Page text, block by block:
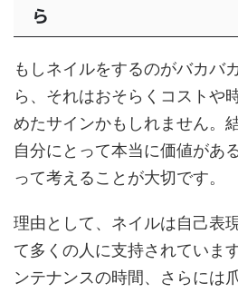
ら
もしネイルをするのがバカバ
ら、それはおそらくコストや
めたサインかもしれません。
自分にとって本当に価値があ
って考えることが大切です。
理由として、ネイルは自己表
て多くの人に支持されていま
ンテナンスの時間、さらには